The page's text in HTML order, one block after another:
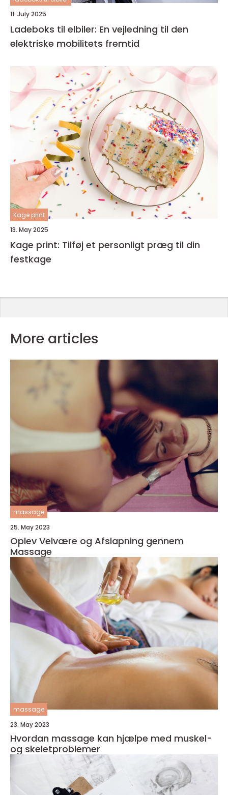
11. July 2025
Ladeboks til elbiler: En vejledning til den
elektriske mobilitets fremtid
Kage print
13. May 2025
Kage print: Tilføj et personligt præg til din
festkage
More articles
massage
25. May 2023
Oplev Velvære og Afslapning gennem
Massage
massage
23. May 2023
Hvordan massage kan hjælpe med muskel-
og skeletproblemer